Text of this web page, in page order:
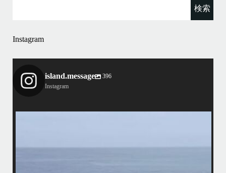
Instagram
island.message
396
Instagram